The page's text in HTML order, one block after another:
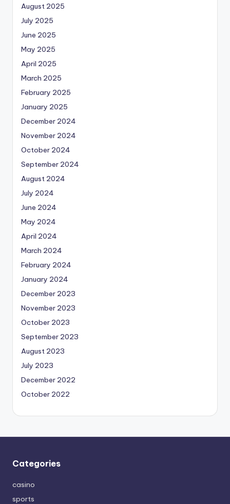
August 2025
July 2025
June 2025
May 2025
April 2025
March 2025
February 2025
January 2025
December 2024
November 2024
October 2024
September 2024
August 2024
July 2024
June 2024
May 2024
April 2024
March 2024
February 2024
January 2024
December 2023
November 2023
October 2023
September 2023
August 2023
July 2023
December 2022
October 2022
Categories
casino
sports